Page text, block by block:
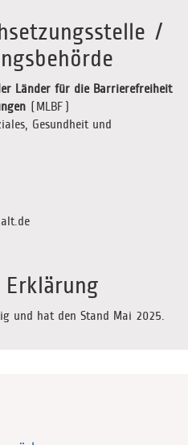
/
Länder für die Barrierefreiheit
(MLBF)
Gesundheit und
und hat den Stand Mai 2025.